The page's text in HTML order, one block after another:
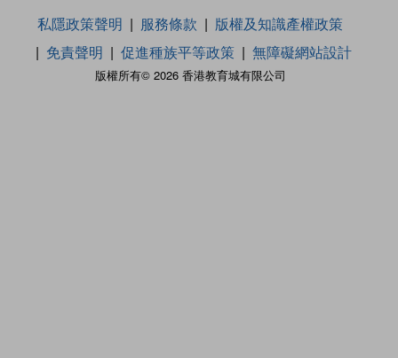
版權所有© 2026 香港教育城有限公司
私隱政策聲明 服務條款
版權及知識產權政策
免責聲明
促進種族平等政策 無障礙網站設計